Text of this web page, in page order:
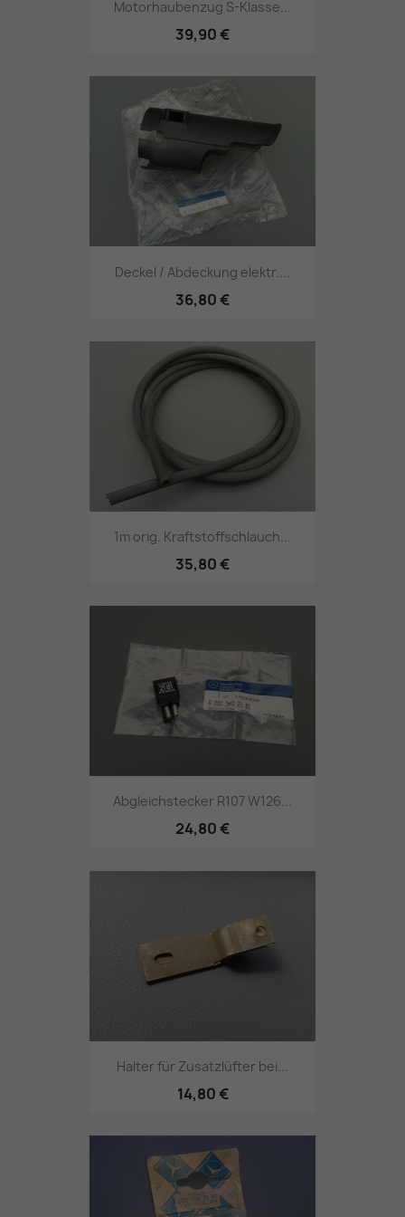
Motorhaubenzug S-Klasse...
39,90 €
Deckel / Abdeckung elektr....
36,80 €
1m orig. Kraftstoffschlauch...
35,80 €
Abgleichstecker R107 W126...
24,80 €
Halter für Zusatzlüfter bei...
14,80 €